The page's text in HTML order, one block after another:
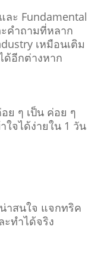
ะ Fundamental
คำถามที่หลาก
เหมือนเติม
ด้อีกต่างหาก
ย ๆ เป็น ค่อย ๆ
ใจได้ง่ายใน 1 วัน
าสนใจ แจกทริค
ะทำได้จริง